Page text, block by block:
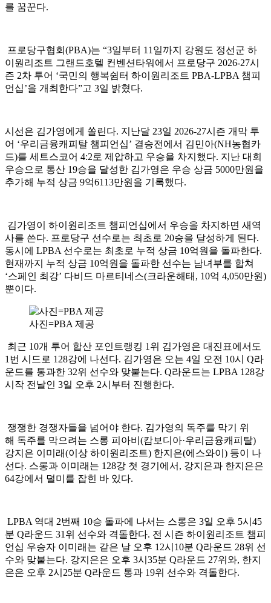
를 꿈꾼다.
프로당구협회(PBA)는 “3일부터 11일까지 강원도 정선군 하
이원리조트 그랜드호텔 컨벤션타워에서 프로당구 2026-27시
즌 2차 투어 ‘국민의 행복쉼터 하이원리조트 PBA-LPBA 챔피
언십’을 개최한다”고 3일 밝혔다.
시선은 김가영에게 쏠린다. 지난달 23일 2026-27시즌 개막 투
어 ‘우리금융캐피탈 챔피언십’ 결승전에서 김민아(NH농협카
드)를 세트스코어 4:2로 제압하고 우승을 차지했다. 지난 대회
우승으로 통산 19승을 달성한 김가영은 우승 상금 5000만원을
추가해 누적 상금 9억6113만원을 기록했다.
김가영이 하이원리조트 챔피언십에서 우승을 차지하면 새역
사를 쓴다. 프로당구 선수로는 최초로 20승을 달성하게 된다.
동시에 LPBA 선수로는 최초로 누적 상금 10억원을 돌파한다.
현재까지 누적 상금 10억원을 돌파한 선수는 남녀부를 합쳐
‘스페인 최강’ 다비드 마르티네스(크라운해태, 10억 4,050만원)
뿐이다.
사진=PBA 제공
최근 10개 투어 합산 포인트랭킹 1위 김가영은 대진표에서도
1번 시드로 128강에 나선다. 김가영은 오는 4일 오전 10시 Q라
운드를 통과한 32위 선수와 맞붙는다. Q라운드는 LPBA 128강
시작 전날인 3일 오후 2시부터 진행한다.
쟁쟁한 경쟁자들을 넘어야 한다. 김가영의 독주를 막기 위
해 독주를 막으려는 스롱 피아비(캄보디아·우리금융캐피탈)
강지은 이미래(이상 하이원리조트) 한지은(에스와이) 등이 나
선다. 스롱과 이미래는 128강 첫 경기에서, 강지은과 한지은은
64강에서 덜미를 잡힌 바 있다.
LPBA 역대 2번째 10승 돌파에 나서는 스롱은 3일 오후 5시45
분 Q라운드 31위 선수와 격돌한다. 전 시즌 하이원리조트 챔피
언십 우승자 이미래는 같은 날 오후 12시10분 Q라운드 28위 선
수와 맞붙는다. 강지은은 오후 3시35분 Q라운드 27위와, 한지
은은 오후 2시25분 Q라운드 통과 19위 선수와 격돌한다.